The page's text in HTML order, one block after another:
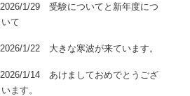
2026/1/29 受験についてと新年度につ
いて
2026/1/22 大きな寒波が来ています。
2026/1/14 あけましておめでとうござ
います。